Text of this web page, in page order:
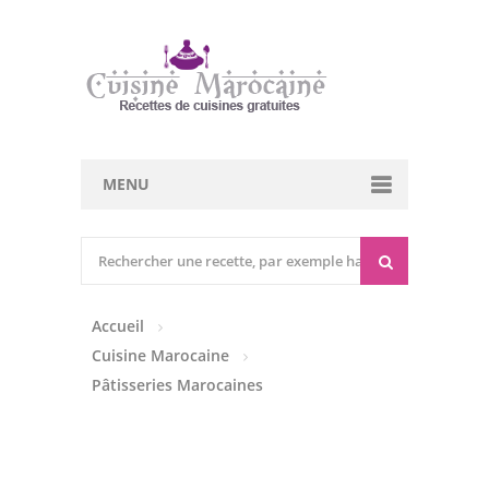
MENU
Entrées Froides
Tajines
Accueil
Cuisine Marocaine
Pâtisseries Marocaines